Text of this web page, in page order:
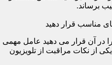
برساند.
در آن قرار می دهید عامل مهمی
از نکات مراقبت از تلویزیون